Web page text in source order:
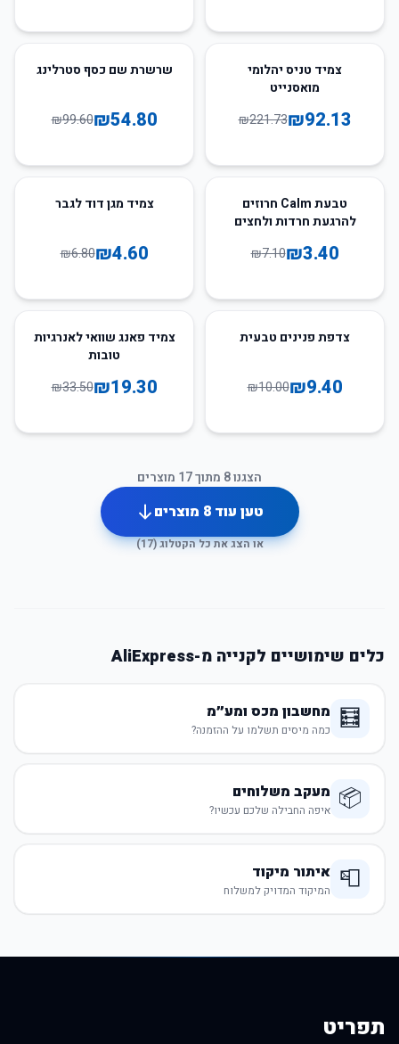
צמיד טניס יהלומי
מואסנייט
₪92.13
₪221.73
45%שרשרת שם כסף סטרלינג
₪54.80
₪99.60
טבעת Calm חרוזים
להרגעת חרדות ולחצים
₪3.40
₪7.10
צמיד מגן דוד לגבר
₪4.60
₪6.80
צדפת פנינים טבעית
₪9.40
₪10.00
42%צמיד פאנג שוואי לאנרגיות
טובות
₪19.30
₪33.50
הצגנו8 מתוך17 מוצרים
טען עוד8 מוצרים
או הצג את כל הקטלוג (17
)
כלים שימושיים לקנייה מ-AliExpress
🧮 מחשבון מכס ומע״מ
כמה מיסים תשלמו על ההזמנה?
📦 מעקב משלוחים
איפה החבילה שלכם עכשיו?
📮 איתור מיקוד
המיקוד המדויק למשלוח
תפריט